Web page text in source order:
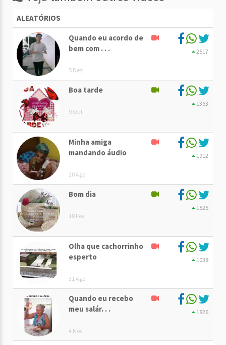
ALEATÓRIOS
Quando eu acordo de
bem com . . .
5 Dez
2517
Boa tarde
9 Out
1363
Minha amiga
mandando áudio
20 Ago
1912
Bom dia
18 Fev
1525
Olha que cachorrinho
esperto
31 Ago
1038
Quando eu recebo
meu salár. . .
4 Nov
1826